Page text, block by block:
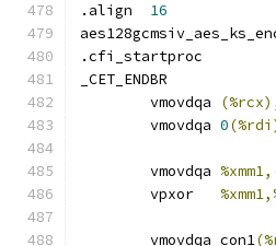
16
_CET_ENDBR
0
	vmovdqa	con1